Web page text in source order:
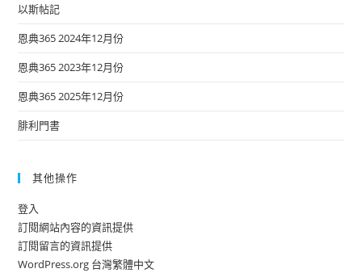
以斯帖記
恩典365 2024年12月份
恩典365 2023年12月份
恩典365 2025年12月份
腓利門書
其他操作
登入
訂閱網站內容的資訊提供
訂閱留言的資訊提供
WordPress.org 台灣繁體中文